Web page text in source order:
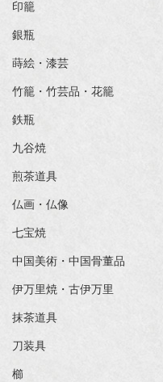
印籠
銀瓶
蒔絵・漆芸
竹籠・竹芸品・花籠
鉄瓶
九谷焼
煎茶道具
仏画・仏像
七宝焼
中国美術・中国骨董品
伊万里焼・古伊万里
抹茶道具
刀装具
櫛